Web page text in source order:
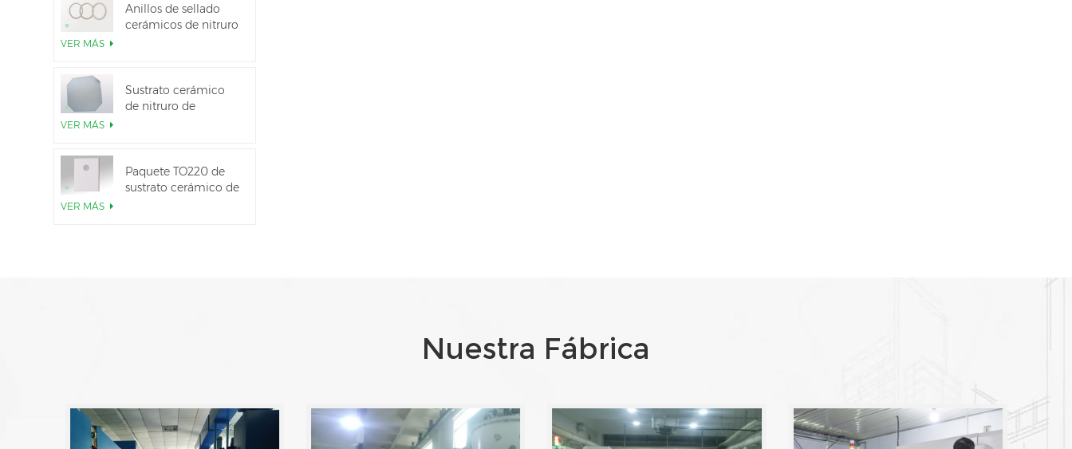
Anillos de sellado
cerámicos de nitruro
VER MÁS
Sustrato cerámico
de nitruro de
VER MÁS
Paquete TO220 de
sustrato cerámico de
VER MÁS
Nuestra Fábrica